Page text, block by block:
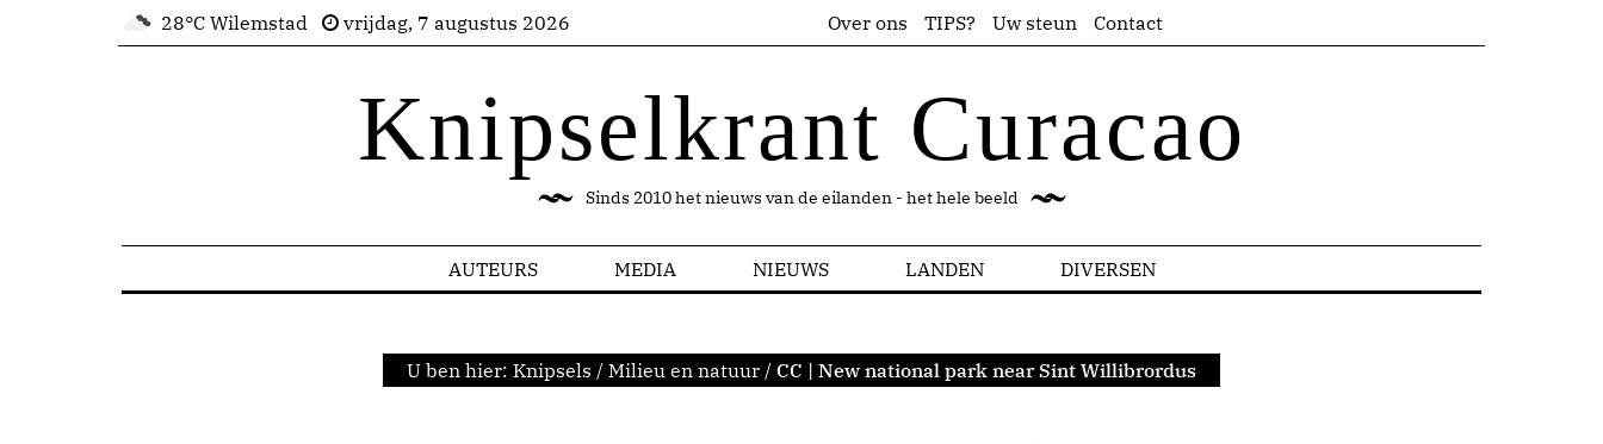
28°C Wilemstad vrijdag, 7 augustus 2026 Over ons TIPS? Uw steun Contact
Knipselkrant Curacao
Sinds 2010 het nieuws van de eilanden - het hele beeld
AUTEURS MEDIA NIEUWS LANDEN DIVERSEN
U ben hier: Knipsels / Milieu en natuur / CC | New national park near Sint Willibrordus